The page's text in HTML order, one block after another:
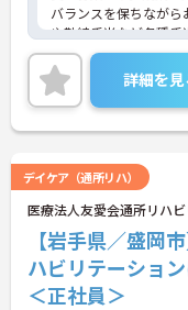
バランスを保ちなが
や勤続手当など各種
得実績もあり、ライ
応できる環境です♪マ
があるので、駐車場の
ません！ご興味ある
すので、お気軽にご連
詳細を見
デイケア（通所リハ）
医療法人友愛会通所リハ
【岩手県／盛岡
ハビリテーショ
＜正社員＞